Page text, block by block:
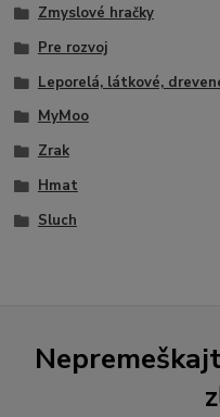
Zmyslové hračky
Pre rozvoj
Leporelá, látkové,
MyMoo
Zrak
Hmat
Sluch